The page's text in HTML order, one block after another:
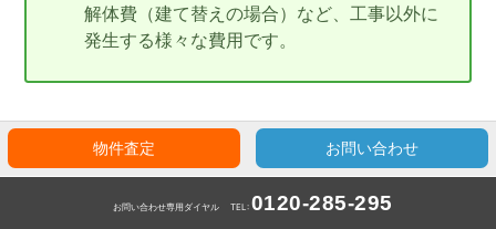
物件査定 お問い合わせ
お問い合わせ専用ダイヤル TEL: 0120-285-295
解体費（建て替えの場合）など、工事以外に
発生する様々な費用です。